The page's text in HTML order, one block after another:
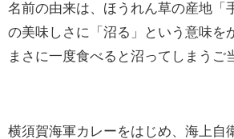
名前の由来は、ほうれん草の産地「
の美味しさに「沼る」という意味を
まさに一度食べると沼ってしまうご
横須賀海軍カレーをはじめ、海上自